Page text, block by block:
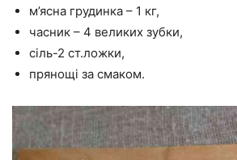
м’ясна грудинка – 1 кг,
часник – 4 великих зубки,
сіль-2 ст.ложки,
прянощі за смаком.